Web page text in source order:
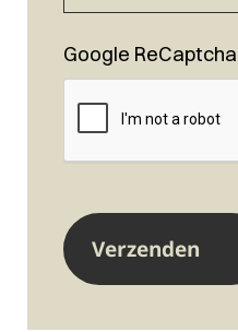
Google ReCaptcha